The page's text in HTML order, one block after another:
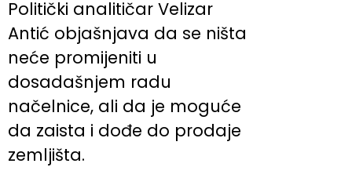
Politički analitičar Velizar
Antić objašnjava da se ništa
neće promijeniti u
dosadašnjem radu
načelnice, ali da je moguće
da zaista i dođe do prodaje
zemljišta.